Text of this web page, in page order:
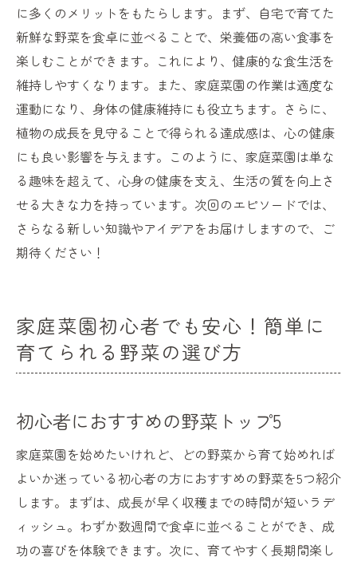
に多くのメリットをもたらします。まず、自宅で育てた
新鮮な野菜を食卓に並べることで、栄養価の高い食事を
楽しむことができます。これにより、健康的な食生活を
維持しやすくなります。また、家庭菜園の作業は適度な
運動になり、身体の健康維持にも役立ちます。さらに、
植物の成長を見守ることで得られる達成感は、心の健康
にも良い影響を与えます。このように、家庭菜園は単な
る趣味を超えて、心身の健康を支え、生活の質を向上さ
せる大きな力を持っています。次回のエピソードでは、
さらなる新しい知識やアイデアをお届けしますので、ご
期待ください！
家庭菜園初心者でも安心！簡単に
育てられる野菜の選び方
初心者におすすめの野菜トップ5
家庭菜園を始めたいけれど、どの野菜から育て始めれば
よいか迷っている初心者の方におすすめの野菜を5つ紹介
します。まずは、成長が早く収穫までの時間が短いラデ
ィッシュ。わずか数週間で食卓に並べることができ、成
功の喜びを体験できます。次に、育てやすく長期間楽し